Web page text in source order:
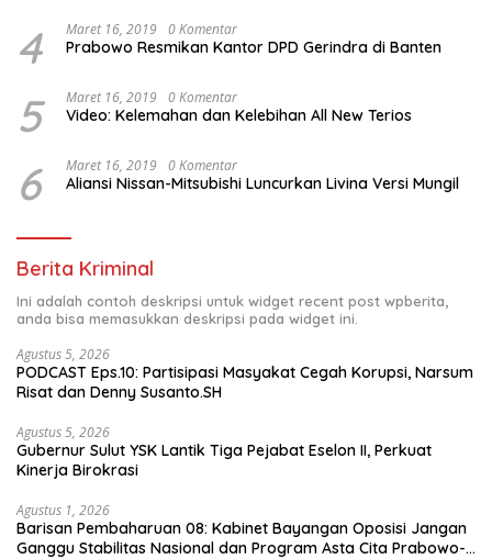
4 Maret 16, 2019 0 Komentar
Prabowo Resmikan Kantor DPD Gerindra di Banten
5 Maret 16, 2019 0 Komentar
Video: Kelemahan dan Kelebihan All New Terios
6 Maret 16, 2019 0 Komentar
Aliansi Nissan-Mitsubishi Luncurkan Livina Versi Mungil
Berita Kriminal
Ini adalah contoh deskripsi untuk widget recent post wpberita,
anda bisa memasukkan deskripsi pada widget ini.
Agustus 5, 2026
PODCAST Eps.10: Partisipasi Masyakat Cegah Korupsi, Narsum
Risat dan Denny Susanto.SH
Agustus 5, 2026
Gubernur Sulut YSK Lantik Tiga Pejabat Eselon II, Perkuat
Kinerja Birokrasi
Agustus 1, 2026
Barisan Pembaharuan 08: Kabinet Bayangan Oposisi Jangan
Ganggu Stabilitas Nasional dan Program Asta Cita Prabowo-